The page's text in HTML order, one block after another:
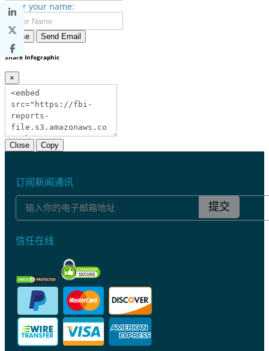
Enter your name:
Close Send Email
Share Infographic
×
Close Copy
订阅新闻通讯
提交
信任在线